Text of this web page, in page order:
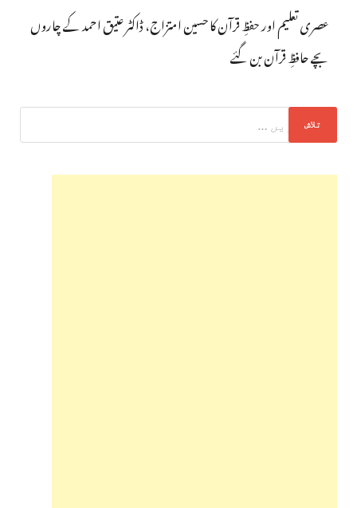
عصری تعلیم اور حفظِ قرآن کا حسین امتزاج، ڈاکٹر عتیق احمد کے چاروں
بچے حافظِ قرآن بن گئے